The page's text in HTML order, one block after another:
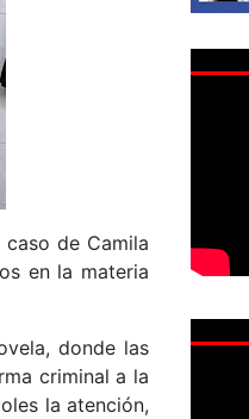
de Camila
en la materia
donde las
criminal a la
la atención,